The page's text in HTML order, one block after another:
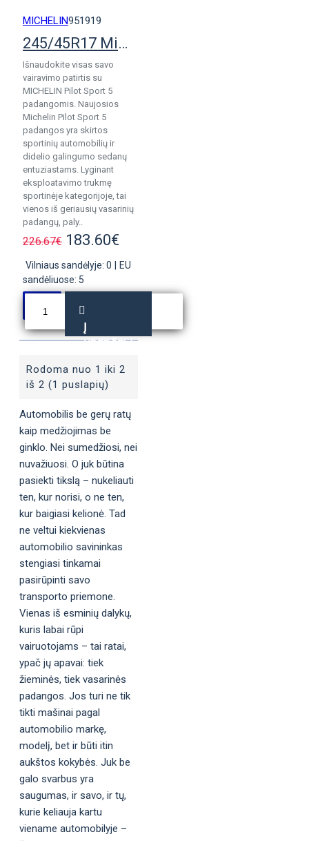
MICHELIN951919
245/45R17 Michelin Pilot Sport 5
Išnaudokite visas savo
vairavimo patirtis su
MICHELIN Pilot Sport 5
padangomis. Naujosios
Michelin Pilot Sport 5
padangos yra skirtos
sportinių automobilių ir
didelio galingumo sedanų
entuziastams. Lyginant
eksploatavimo trukmę
sportinėje kategorijoje, tai
vienos iš geriausių vasarinių
padangų, paly..
226.67€ 183.60€
Vilniaus sandėlyje: 0
EU
sandėliuose: 5
Į
KREPŠELĮ
Rodoma nuo 1 iki 2
iš 2 (1 puslapių)
Automobilis be gerų ratų
kaip medžiojimas be
ginklo. Nei sumedžiosi, nei
nuvažiuosi. O juk būtina
pasiekti tikslą – nukeliauti
ten, kur norisi, o ne ten,
kur baigiasi kelionė. Tad
ne veltui kiekvienas
automobilio savininkas
stengiasi tinkamai
pasirūpinti savo
transporto priemone.
Vienas iš esminių dalykų,
kuris labai rūpi
vairuotojams – tai ratai,
ypač jų apavai: tiek
žieminės, tiek vasarinės
padangos. Jos turi ne tik
tikti mašinai pagal
automobilio markę,
modelį, bet ir būti itin
aukštos kokybės. Juk be
galo svarbus yra
saugumas, ir savo, ir tų,
kurie keliauja kartu
viename automobilyje –